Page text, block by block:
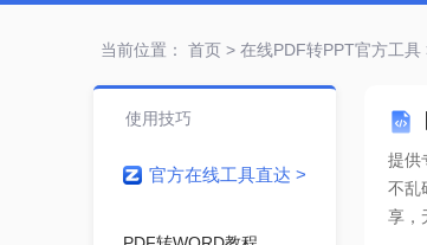
当前位置： 首页> 在线PDF转PPT官方工具
提供
享，
使用技巧
官方在线工具直达 >